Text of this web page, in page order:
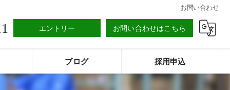
お問い合わせ
エントリー お問い合わせはこちら
ブログ 採用申込